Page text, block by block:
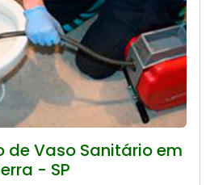
de Vaso Sanitário em
- SP